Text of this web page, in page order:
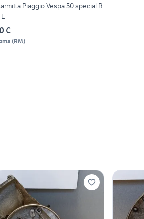
Piaggio Vespa 50 special R
€
(RM)